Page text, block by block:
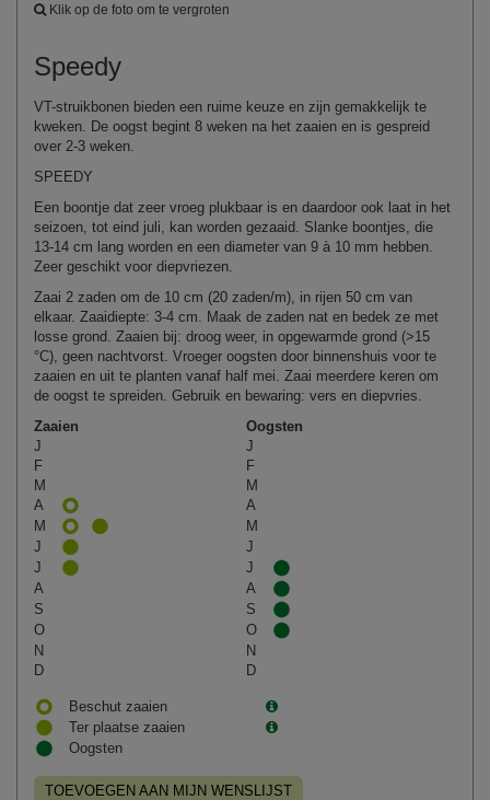
Klik op de foto om te vergroten
Speedy
VT-struikbonen bieden een ruime keuze en zijn gemakkelijk te
kweken. De oogst begint 8 weken na het zaaien en is gespreid
over 2-3 weken.
SPEEDY
Een boontje dat zeer vroeg plukbaar is en daardoor ook laat in het
seizoen, tot eind juli, kan worden gezaaid. Slanke boontjes, die
13-14 cm lang worden en een diameter van 9 à 10 mm hebben.
Zeer geschikt voor diepvriezen.
Zaai 2 zaden om de 10 cm (20 zaden/m), in rijen 50 cm van
elkaar. Zaaidiepte: 3-4 cm. Maak de zaden nat en bedek ze met
losse grond. Zaaien bij: droog weer, in opgewarmde grond (>15
°C), geen nachtvorst. Vroeger oogsten door binnenshuis voor te
zaaien en uit te planten vanaf half mei. Zaai meerdere keren om
de oogst te spreiden. Gebruik en bewaring: vers en diepvries.
Zaaien
Oogsten
J
J
F
F
M
M
A
A
M
M
J
J
J
J
A
A
S
S
O
O
N
N
D
D
Beschut zaaien
Ter plaatse zaaien
Oogsten
TOEVOEGEN AAN MIJN WENSLIJST